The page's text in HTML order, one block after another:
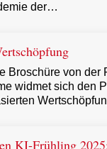
der…
Broschüre von der
widmet sich den
KI-Frühling